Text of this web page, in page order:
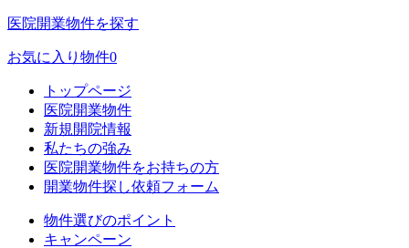
医院開業物件を探す
お気に入り物件0
トップページ
医院開業物件
新規開院情報
私たちの強み
医院開業物件をお持ちの方
開業物件探し依頼フォーム
物件選びのポイント
キャンペーン